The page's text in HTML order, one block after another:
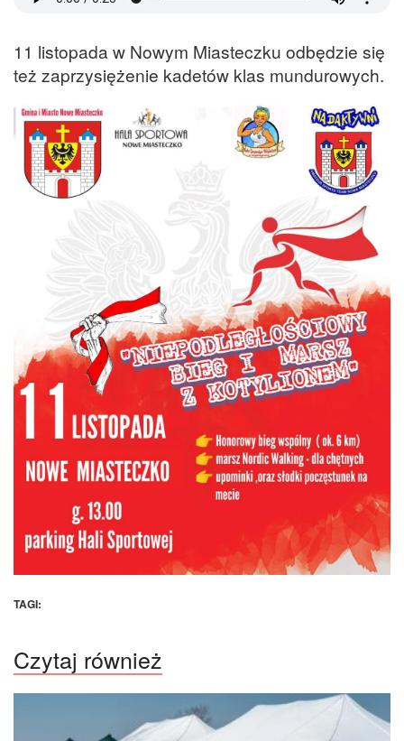
11 listopada w Nowym Miasteczku odbędzie się
też zaprzysiężenie kadetów klas mundurowych.
TAGI:
Czytaj również